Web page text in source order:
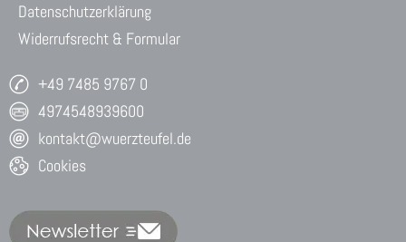
Datenschutzerklärung
Widerrufsrecht & Formular
+49 7485 9767 0
4974548939600
kontakt@wuerzteufel.de
Cookies